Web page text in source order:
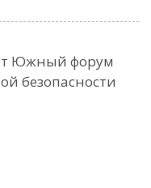
Южный форум
безопасности